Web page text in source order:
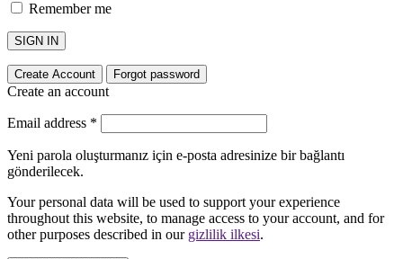
Remember me
SIGN IN
Create Account Forgot password
Create an account
Email address *
Yeni parola oluşturmanız için e-posta adresinize bir bağlantı
gönderilecek.
Your personal data will be used to support your experience
throughout this website, to manage access to your account, and for
other purposes described in our gizlilik ilkesi.